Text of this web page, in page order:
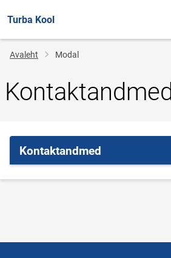
Turba Kool
Jälglink
Avaleht Modal
Kontaktandmed
Kontaktandmed